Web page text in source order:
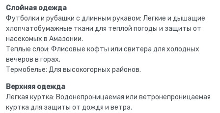
Слойная одежда
Футболки и рубашки с длинным рукавом: Легкие и дышащие
хлопчатобумажные ткани для теплой погоды и защиты от
насекомых в Амазонии.
Теплые слои: Флисовые кофты или свитера для холодных
вечеров в горах.
Термобелье: Для высокогорных районов.
Верхняя одежда
Легкая куртка: Водонепроницаемая или ветронепроницаемая
куртка для защиты от дождя и ветра.